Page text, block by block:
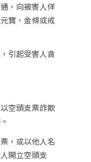
，向被害人佯
寶、金條或戒
引起受害人貪
空頭支票詐欺
，或以他人名
開立空頭支